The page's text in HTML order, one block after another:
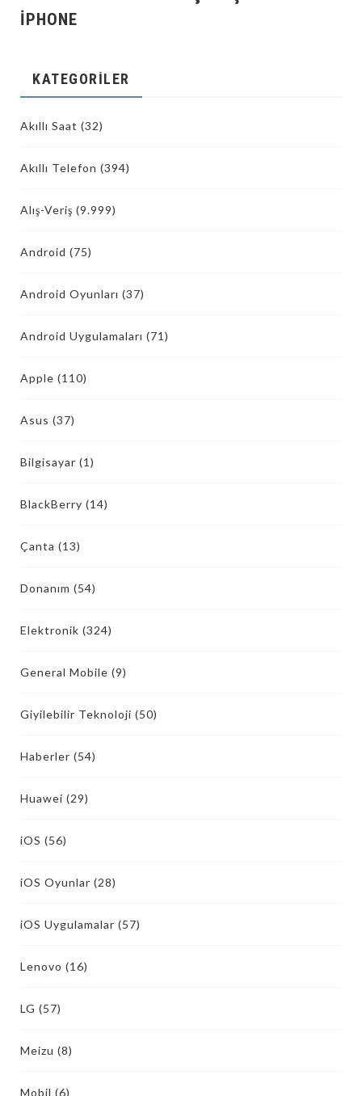
İPHONE
KATEGORILER
Akıllı Saat (32)
Akıllı Telefon (394)
Alış-Veriş (9.999)
Android (75)
Android Oyunları (37)
Android Uygulamaları (71)
Apple (110)
Asus (37)
Bilgisayar (1)
BlackBerry (14)
Çanta (13)
Donanım (54)
Elektronik (324)
General Mobile (9)
Giyilebilir Teknoloji (50)
Haberler (54)
Huawei (29)
iOS (56)
iOS Oyunlar (28)
iOS Uygulamalar (57)
Lenovo (16)
LG (57)
Meizu (8)
Mobil (6)